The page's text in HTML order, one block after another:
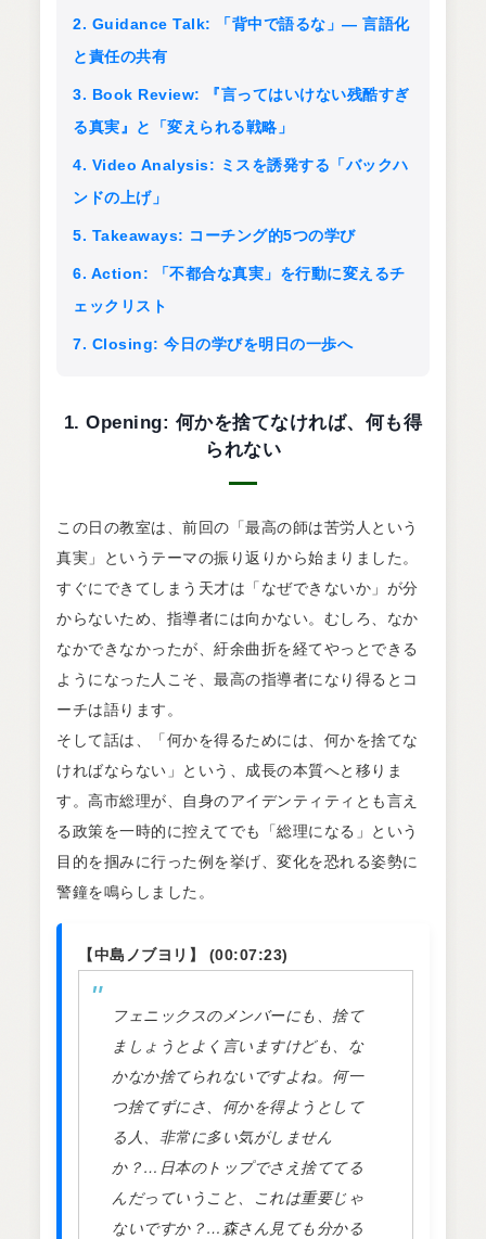
2. Guidance Talk: 「背中で語るな」— 言語化
と責任の共有
3. Book Review: 『言ってはいけない残酷すぎ
る真実』と「変えられる戦略」
4. Video Analysis: ミスを誘発する「バックハ
ンドの上げ」
5. Takeaways: コーチング的5つの学び
6. Action: 「不都合な真実」を行動に変えるチ
ェックリスト
7. Closing: 今日の学びを明日の一歩へ
1. Opening: 何かを捨てなければ、何も得
られない
この日の教室は、前回の「最高の師は苦労人という
真実」というテーマの振り返りから始まりました。
すぐにできてしまう天才は「なぜできないか」が分
からないため、指導者には向かない。むしろ、なか
なかできなかったが、紆余曲折を経てやっとできる
ようになった人こそ、最高の指導者になり得るとコ
ーチは語ります。
そして話は、「何かを得るためには、何かを捨てな
ければならない」という、成長の本質へと移りま
す。高市総理が、自身のアイデンティティとも言え
る政策を一時的に控えてでも「総理になる」という
目的を掴みに行った例を挙げ、変化を恐れる姿勢に
警鐘を鳴らしました。
【中島ノブヨリ】 (00:07:23)
フェニックスのメンバーにも、捨て
ましょうとよく言いますけども、な
かなか捨てられないですよね。何一
つ捨てずにさ、何かを得ようとして
る人、非常に多い気がしません
か？…日本のトップでさえ捨ててる
んだっていうこと、これは重要じゃ
ないですか？…森さん見ても分かる